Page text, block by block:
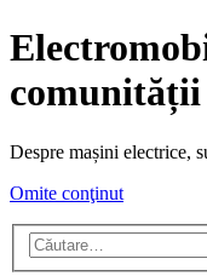
comunității
Despre mașini electrice,
Omite conţinut